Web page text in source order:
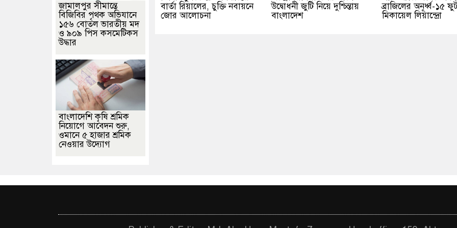
বার্তা রিয়ালের, চুক্তি নবায়নে
জোর আলোচনা
উদ্বোধনী জুটি নিয়ে দুশ্চিন্তায়
বাংলাদেশ
ব্রাজিলের অনূর্ধ্ব-১৫
মিকায়েল লিয়ান্দ্রো
জামালপুর সীমান্তে
বিজিবির পৃথক অভিযানে
১৫৬ বোতল ভারতীয় মদ
ও ৯০৯ পিস কসমেটিকস
উদ্ধার
বাংলাদেশি কৃষি শ্রমিক
নিয়োগে আবেদন শুরু,
ওমানে ৫ হাজার শ্রমিক
নেওয়ার উদ্যোগ